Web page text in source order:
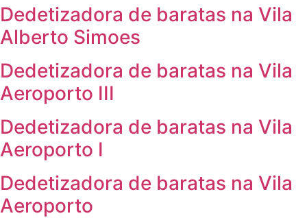
Dedetizadora de baratas na Vila
Alberto Simoes
Dedetizadora de baratas na Vila
Aeroporto III
Dedetizadora de baratas na Vila
Aeroporto I
Dedetizadora de baratas na Vila
Aeroporto